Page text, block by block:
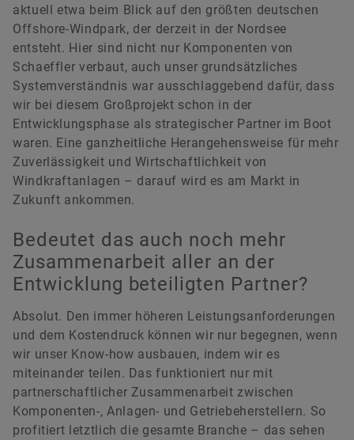
aktuell etwa beim Blick auf den größten deutschen
Offshore-Windpark, der derzeit in der Nordsee
entsteht. Hier sind nicht nur Komponenten von
Schaeffler verbaut, auch unser grundsätzliches
Systemverständnis war ausschlaggebend dafür, dass
wir bei diesem Großprojekt schon in der
Entwicklungsphase als strategischer Partner im Boot
waren. Eine ganzheitliche Herangehensweise für mehr
Zuverlässigkeit und Wirtschaftlichkeit von
Windkraftanlagen – darauf wird es am Markt in
Zukunft ankommen.
Bedeutet das auch noch mehr
Zusammenarbeit aller an der
Entwicklung beteiligten Partner?
Absolut. Den immer höheren Leistungsanforderungen
und dem Kostendruck können wir nur begegnen, wenn
wir unser Know-how ausbauen, indem wir es
miteinander teilen. Das funktioniert nur mit
partnerschaftlicher Zusammenarbeit zwischen
Komponenten-, Anlagen- und Getriebeherstellern. So
profitiert letztlich die gesamte Branche – das sehen